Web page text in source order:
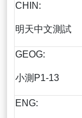
CHIN:
明天中文測試
GEOG:
小測P1-13
ENG: